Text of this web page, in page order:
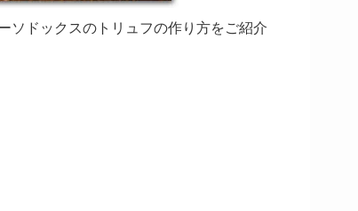
ソドックスのトリュフの作り方をご紹介